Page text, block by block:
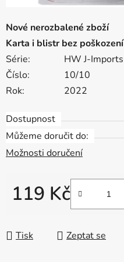
Nové nerozbalené zboží
Karta i blistr bez poškození
Série:
HW J-Imports
Číslo:
10/10
Rok:
2022
Dostupnost
Můžeme doručit do:
Možnosti doručení
119 Kč
Tisk Zeptat se